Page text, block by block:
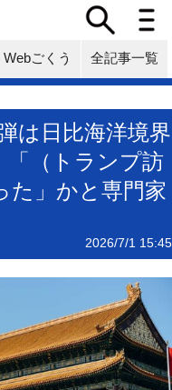
Webごくう 全記事一覧
は日比海洋境界
（トランプ訪
た」かと専門家
2026/7/1 15:45